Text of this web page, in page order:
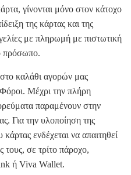
γίνονται μόνο στον κάτοχο
της κάρτας και της
με πληρωμή με πιστωτική
πρόσωπο.
καλάθι αγορών μας
Μέχρι την πλήρη
παραμένουν στην
Για την υλοποίηση της
ενδέχεται να απαιτηθεί
τους, σε τρίτο πάροχο,
ή Viva Wallet.